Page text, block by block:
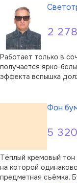
2
Работает только в
получается ярко-
эффекта вспышка
профилю с двумя
5
Фон
Тёплый кремовый тон
на которой
предметная съёмка.